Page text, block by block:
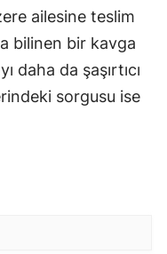
ailesine teslim
bilinen bir kavga
daha da şaşırtıcı
sorgusu ise